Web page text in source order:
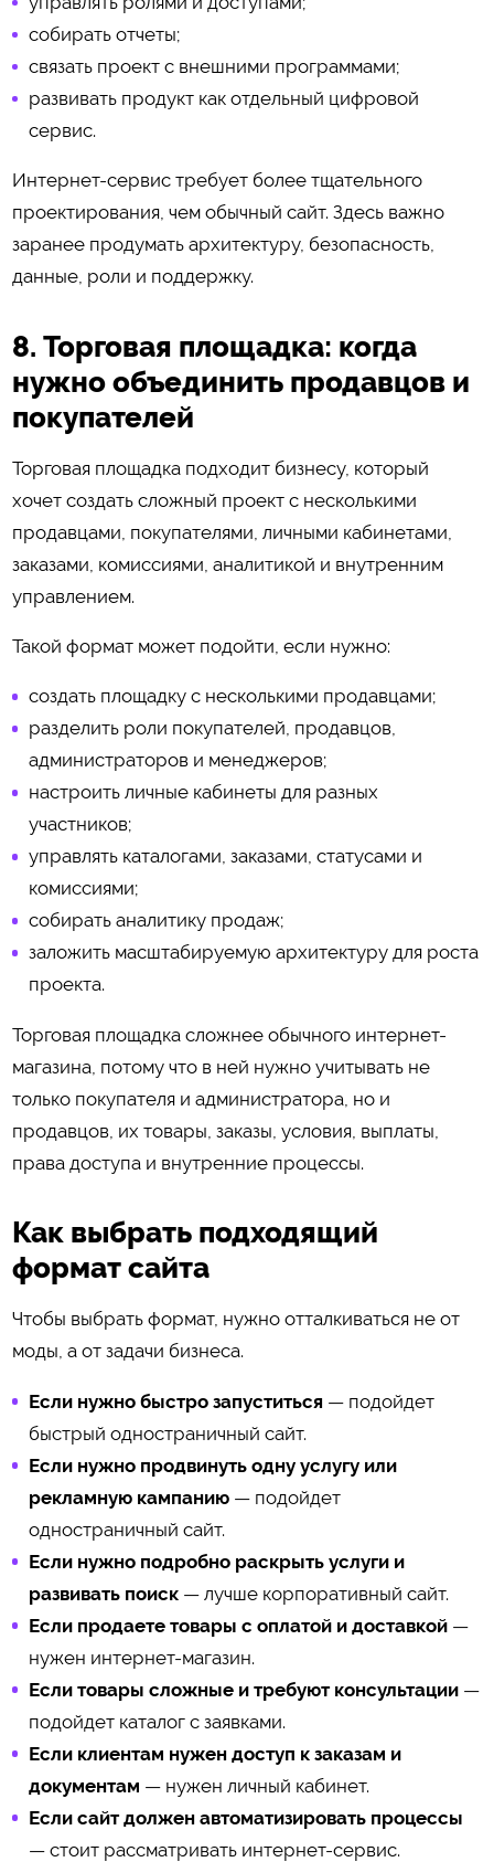
собирать отчеты;
связать проект с внешними программами;
развивать продукт как отдельный цифровой
сервис.
Интернет-сервис требует более тщательного
проектирования, чем обычный сайт. Здесь важно
заранее продумать архитектуру, безопасность,
данные, роли и поддержку.
8. Торговая площадка: когда
нужно объединить продавцов и
покупателей
Торговая площадка подходит бизнесу, который
хочет создать сложный проект с несколькими
продавцами, покупателями, личными кабинетами,
заказами, комиссиями, аналитикой и внутренним
управлением.
Такой формат может подойти, если нужно:
создать площадку с несколькими продавцами;
разделить роли покупателей, продавцов,
администраторов и менеджеров;
настроить личные кабинеты для разных
участников;
управлять каталогами, заказами, статусами и
комиссиями;
собирать аналитику продаж;
заложить масштабируемую архитектуру для роста
проекта.
Торговая площадка сложнее обычного интернет-
магазина, потому что в ней нужно учитывать не
только покупателя и администратора, но и
продавцов, их товары, заказы, условия, выплаты,
права доступа и внутренние процессы.
Как выбрать подходящий
формат сайта
Чтобы выбрать формат, нужно отталкиваться не от
моды, а от задачи бизнеса.
Если нужно быстро запуститься— подойдет
быстрый одностраничный сайт.
Если нужно продвинуть одну услугу или
рекламную кампанию— подойдет
одностраничный сайт.
Если нужно подробно раскрыть услуги и
развивать поиск— лучше корпоративный сайт.
Если продаете товары с оплатой и доставкой—
нужен интернет-магазин.
Если товары сложные и требуют консультации—
подойдет каталог с заявками.
Если клиентам нужен доступ к заказам и
документам — нужен личный кабинет.
Если сайт должен автоматизировать процессы
— стоит рассматривать интернет-сервис.